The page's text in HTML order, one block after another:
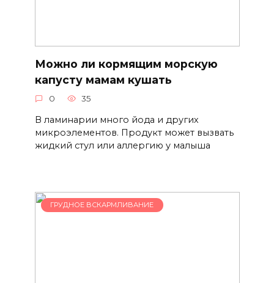
Можно ли кормящим морскую
капусту мамам кушать
0 35
В ламинарии много йода и других
микроэлементов. Продукт может вызвать
жидкий стул или аллергию у малыша
ГРУДНОЕ ВСКАРМЛИВАНИЕ